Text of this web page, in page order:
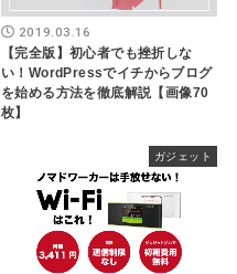
2019.03.16
【完全版】初心者でも挫折しな
い！WordPressでイチからブログ
を始める方法を徹底解説【画像70
枚】
ガジェット